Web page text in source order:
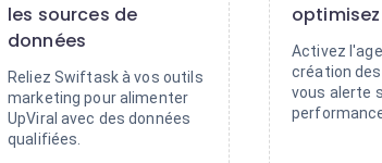
les sources de
données
Reliez Swiftask à vos outils
marketing pour alimenter
UpViral avec des données
qualifiées.
optimisez
Activez
création
vous alerte